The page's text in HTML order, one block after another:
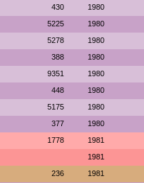
430 1980
5225 1980
5278 1980
388 1980
9351 1980
448 1980
5175 1980
377 1980
1778 1981
1981
236 1981